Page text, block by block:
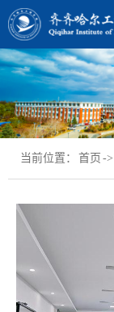
当前位置： 首页 ->